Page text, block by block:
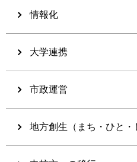
情報化
大学連携
市政運営
地方創生（まち・ひと・